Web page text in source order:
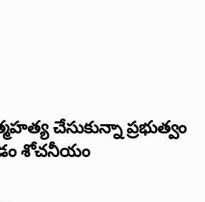
చేసుకున్నా ప్రభుత్వం
శోచనీయం